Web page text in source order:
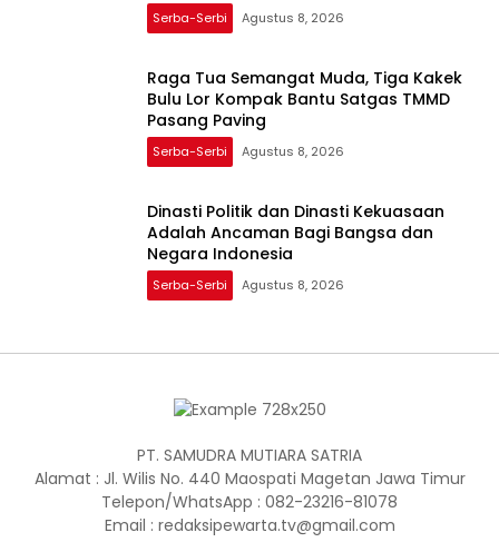
Serba-Serbi Agustus 8, 2026
Raga Tua Semangat Muda, Tiga Kakek
Bulu Lor Kompak Bantu Satgas TMMD
Pasang Paving
Serba-Serbi Agustus 8, 2026
Dinasti Politik dan Dinasti Kekuasaan
Adalah Ancaman Bagi Bangsa dan
Negara Indonesia
Serba-Serbi Agustus 8, 2026
PT. SAMUDRA MUTIARA SATRIA
Alamat : Jl. Wilis No. 440 Maospati Magetan Jawa Timur
Telepon/WhatsApp : 082-23216-81078
Email : redaksipewarta.tv@gmail.com